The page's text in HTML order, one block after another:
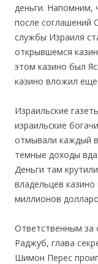
деньги. Напомним,
после соглашений
службы Израиля
открывшемся
этом казино был
казино вложил
Израильские
израильские
отмывали каждый
темные доходы
Деньги там
владельцев казино
миллионов
Ответственным за
Раджуб, глава
Шимон Перес